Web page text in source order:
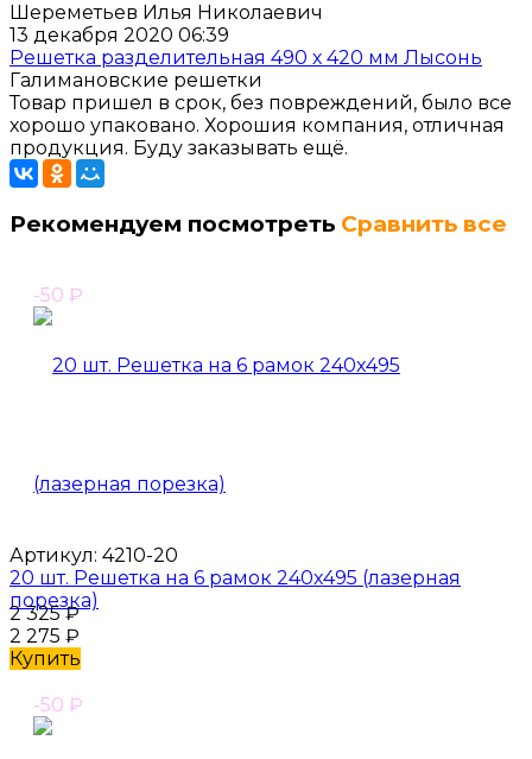
Шереметьев Илья Николаевич
13 декабря 2020 06:39
Решетка разделительная 490 х 420 мм Лысонь
Галимановские решетки
Товар пришел в срок, без повреждений, было все
хорошо упаковано. Хорошия компания, отличная
продукция. Буду заказывать ещё.
Рекомендуем посмотреть Сравнить все
-50 ₽
Артикул: 4210-20
20 шт. Решетка на 6 рамок 240x495 (лазерная
порезка)
2 325₽
2 275 ₽
Купить
-50 ₽